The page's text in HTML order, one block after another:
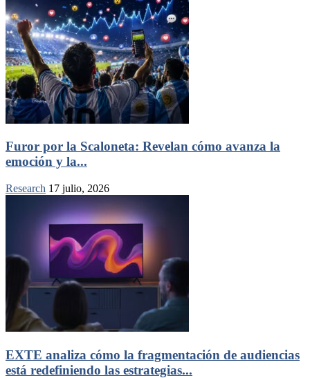
Furor por la Scaloneta: Revelan cómo avanza la
emoción y la...
Research 17 julio, 2026
EXTE analiza cómo la fragmentación de audiencias
está redefiniendo las estrategias...